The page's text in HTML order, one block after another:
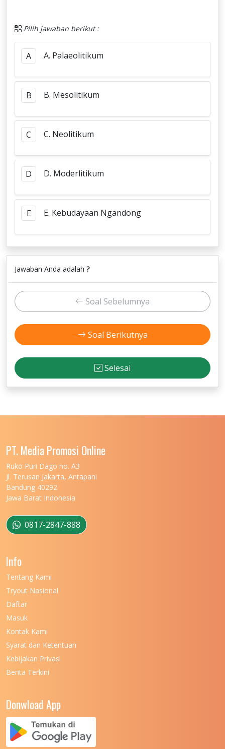
Pilih jawaban berikut :
A A. Palaeolitikum
B B. Mesolitikum
C C. Neolitikum
D D. Moderlitikum
E E. Kebudayaan Ngandong
Jawaban Anda adalah ?
Soal Sebelumnya
Soal Berikutnya
Selesai
PT. Media Promosi Online
Ruko Puri Dago no. A3
Jl. Terusan Jakarta, Antapani
Bandung 40292
Jawa Barat Indonesia
0817-2847-888
Info
Tentang Kami
Tryout Nasional
Daftar
Masuk
Kontak Kami
Syarat dan Ketentuan
Kebijakan Privasi
Berita Terkini
Donwload App